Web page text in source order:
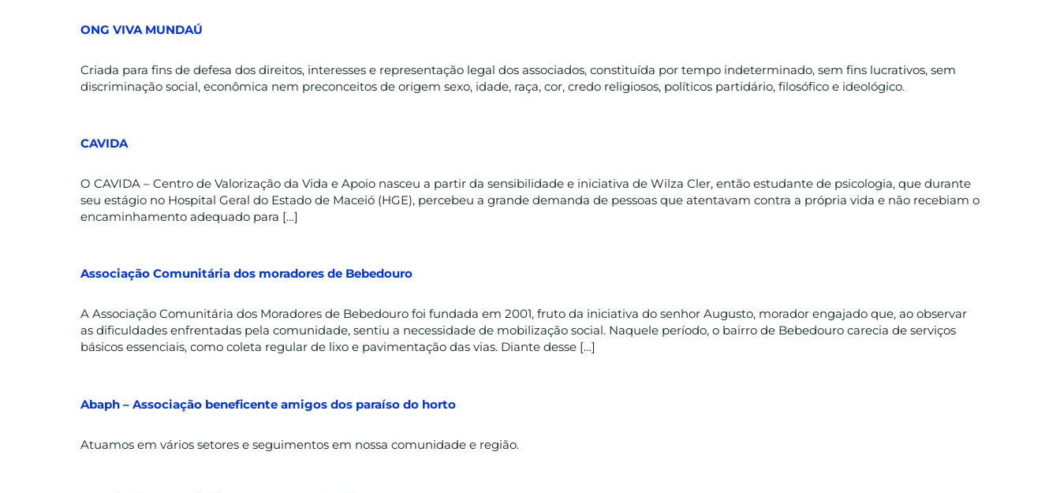
ONG VIVA MUNDAÚ
Criada para fins de defesa dos direitos, interesses e representação legal dos associados, constituída por tempo indeterminado, sem fins lucrativos, sem
discriminação social, econômica nem preconceitos de origem sexo, idade, raça, cor, credo religiosos, políticos partidário, filosófico e ideológico.
CAVIDA
O CAVIDA – Centro de Valorização da Vida e Apoio nasceu a partir da sensibilidade e iniciativa de Wilza Cler, então estudante de psicologia, que durante
seu estágio no Hospital Geral do Estado de Maceió (HGE), percebeu a grande demanda de pessoas que atentavam contra a própria vida e não recebiam o
encaminhamento adequado para […]
Associação Comunitária dos moradores de Bebedouro
A Associação Comunitária dos Moradores de Bebedouro foi fundada em 2001, fruto da iniciativa do senhor Augusto, morador engajado que, ao observar
as dificuldades enfrentadas pela comunidade, sentiu a necessidade de mobilização social. Naquele período, o bairro de Bebedouro carecia de serviços
básicos essenciais, como coleta regular de lixo e pavimentação das vias. Diante desse […]
Abaph – Associação beneficente amigos dos paraíso do horto
Atuamos em vários setores e seguimentos em nossa comunidade e região.